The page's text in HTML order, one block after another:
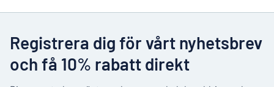
Registrera dig för vårt nyhetsbrev
och få 10% rabatt direkt